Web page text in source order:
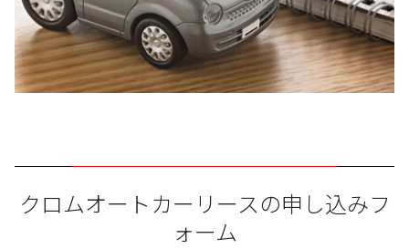
クロムオートカーリースの申し込みフ
ォーム